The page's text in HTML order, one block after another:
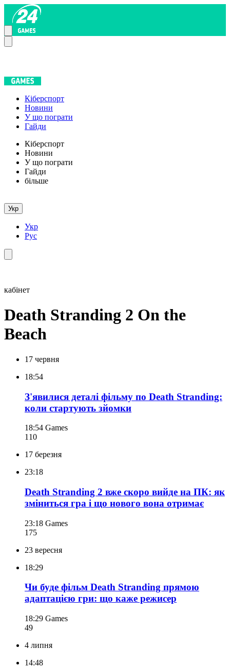
Кіберспорт
Новини
У що пограти
Гайди
Кіберспорт
Новини
У що пограти
Гайди
більше
Укр
Укр
Рус
кабінет
Death Stranding 2 On the
Beach
17 червня
18:54
З'явилися деталі фільму по Death Stranding:
коли стартують зйомки
18:54 Games
110
17 березня
23:18
Death Stranding 2 вже скоро вийде на ПК: як
зміниться гра і що нового вона отримає
23:18 Games
175
23 вересня
18:29
Чи буде фільм Death Stranding прямою
адаптацією гри: що каже режисер
18:29 Games
49
4 липня
14:48